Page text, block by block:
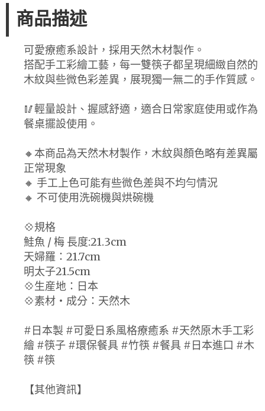
商品描述
可愛療癒系設計，採用天然木材製作。
搭配手工彩繪工藝，每一雙筷子都呈現細緻自然的
木紋與些微色彩差異，展現獨一無二的手作質感。
🥢輕量設計、握感舒適，適合日常家庭使用或作為
餐桌擺設使用。
🔸本商品為天然木材製作，木紋與顏色略有差異屬
正常現象
🔸 手工上色可能有些微色差與不均勻情況
🔸 不可使用洗碗機與烘碗機
💠規格
鮭魚 / 梅 長度:21.3cm
天婦羅：21.7cm
明太子21.5cm
💠生産地：日本
💠素材・成分：天然木
#日本製 #可愛日系風格療癒系 #天然原木手工彩
繪 #筷子 #環保餐具 #竹筷 #餐具 #日本進口 #木
筷 #筷
【其他資訊】